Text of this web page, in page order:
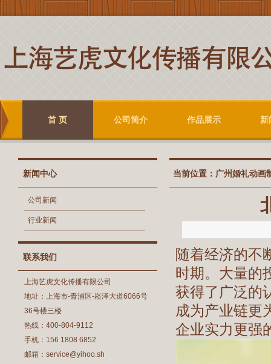
首 页 公司简介 作品展示 新
新闻中心
公司新闻
行业新闻
联系我们
上海艺虎文化传播有限公司
地址：上海市-青浦区-崧泽大道6066号
36号楼三楼
热线：400-804-9112
手机：156 1808 6852
邮箱：service@yihoo.sh
当前位置： 广州婚礼动画
随着经济的不
时期。大量的
获得了广泛的
成为产业链更
企业实力更强